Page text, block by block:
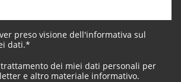
preso visione dell'informativa sul
dati.*
dei miei dati personali per
e altro materiale informativo.